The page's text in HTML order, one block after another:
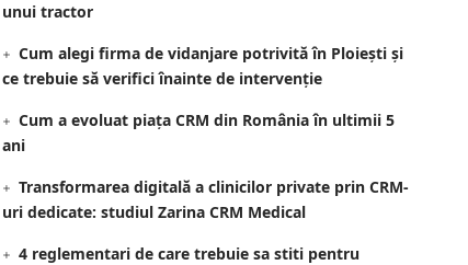
unui tractor
Cum alegi firma de vidanjare potrivită în Ploiești și
ce trebuie să verifici înainte de intervenție
Cum a evoluat piața CRM din România în ultimii 5
ani
Transformarea digitală a clinicilor private prin CRM-
uri dedicate: studiul Zarina CRM Medical
4 reglementari de care trebuie sa stiti pentru